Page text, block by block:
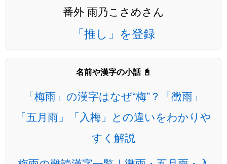
番外 雨乃こさめさん
「推し」を登録
名前や漢字の小話 📓
「梅雨」の漢字はなぜ“梅”？「黴雨」
「五月雨」「入梅」との違いをわかりや
すく解説